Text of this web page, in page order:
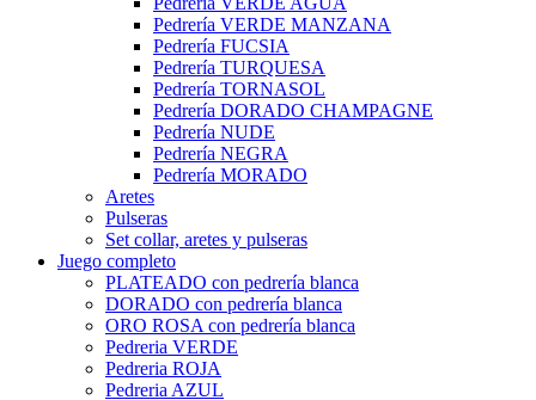
Pedrería VERDE MANZANA
Pedrería FUCSIA
Pedrería TURQUESA
Pedrería TORNASOL
Pedrería DORADO CHAMPAGNE
Pedrería NUDE
Pedrería NEGRA
Pedrería MORADO
Aretes
Pulseras
Set collar, aretes y pulseras
Juego completo
PLATEADO con pedrería blanca
DORADO con pedrería blanca
ORO ROSA con pedrería blanca
Pedreria VERDE
Pedreria ROJA
Pedreria AZUL